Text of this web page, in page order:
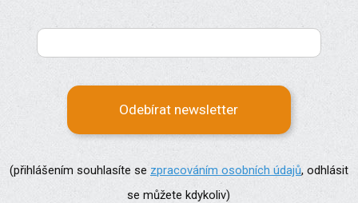
Odebírat newsletter
(přihlášením souhlasíte se zpracováním osobních údajů, odhlásit
se můžete kdykoliv)